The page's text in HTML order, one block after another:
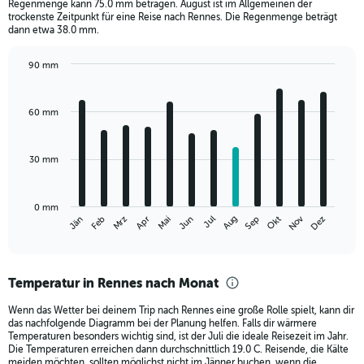
chart
has
values.
to
Regenmenge kann 75.0 mm betragen. August ist im Allgemeinen der
trockenste Zeitpunkt für eine Reise nach Rennes. Die Regenmenge beträgt
dann etwa 38.0 mm.
with
12
The
Range:
categories.
The
chart
Jän Feb Mrz Apr Mai Jun Jul Aug Sep Okt Nov Dez
0 mm
30 mm
60 mm
90 mm
Temperatur in Rennes nach Monat
Wenn das Wetter bei deinem Trip nach Rennes eine große Rolle spielt, kann dir
das nachfolgende Diagramm bei der Planung helfen. Falls dir wärmere
Temperaturen besonders wichtig sind, ist der Juli die ideale Reisezeit im Jahr.
Die Temperaturen erreichen dann durchschnittlich 19.0 C. Reisende, die Kälte